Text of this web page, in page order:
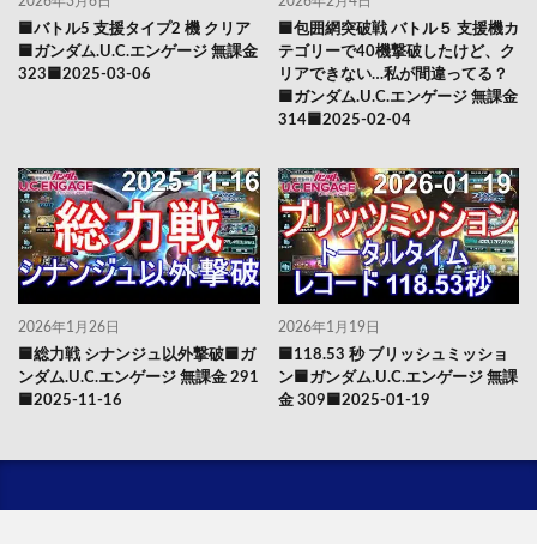
🟦バトル5 支援タイプ2 機 クリア
🟦ガンダム.U.C.エンゲージ 無課金
323🟦2025-03-06
🟦包囲網突破戦 バトル５ 支援機カ
テゴリーで40機撃破したけど、ク
リアできない…私が間違ってる？
🟦ガンダム.U.C.エンゲージ 無課金
314🟦2025-02-04
2026年1月26日
🟦総力戦 シナンジュ以外撃破🟦ガ
ンダム.U.C.エンゲージ 無課金 291
🟦2025-11-16
2026年1月19日
🟦118.53 秒 ブリッシュミッショ
ン🟦ガンダム.U.C.エンゲージ 無課
金 309🟦2025-01-19